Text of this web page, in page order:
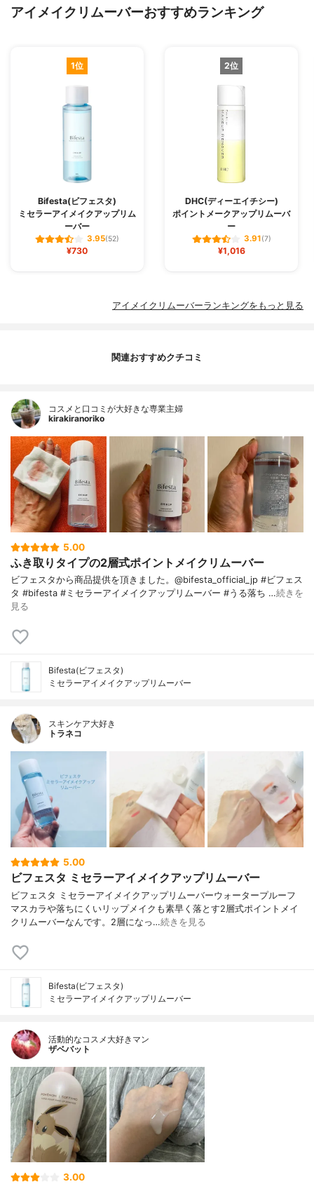
アイメイクリムーバーおすすめランキング
1位
Bifesta(ビフェスタ)
ミセラーアイメイクアップリム
ーバー
3.95(52)
¥730
2位
DHC(ディーエイチシー)
ポイントメークアップリムーバ
ー
3.91(7)
¥1,016
アイメイクリムーバーランキングをもっと見る
関連おすすめクチコミ
コスメと口コミが大好きな専業主婦
kirakiranoriko
5.00
ふき取りタイプの2層式ポイントメイクリムーバー
ビフェスタから商品提供を頂きました。@bifesta_official_jp #ビフェス
タ #bifesta #ミセラーアイメイクアップリムーバー #うる落ち …続きを
見る
Bifesta(ビフェスタ)
ミセラーアイメイクアップリムーバー
スキンケア大好き
トラネコ
5.00
ビフェスタ ミセラーアイメイクアップリムーバー
ビフェスタ ミセラーアイメイクアップリムーバーウォータープルーフ
マスカラや落ちにくいリップメイクも素早く落とす2層式ポイントメイ
クリムーバーなんです。2層になっ…続きを見る
Bifesta(ビフェスタ)
ミセラーアイメイクアップリムーバー
活動的なコスメ大好きマン
ザベバット
3.00